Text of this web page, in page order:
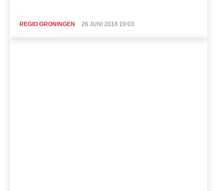
REGIO GRONINGEN 26 JUNI 2018 19:03